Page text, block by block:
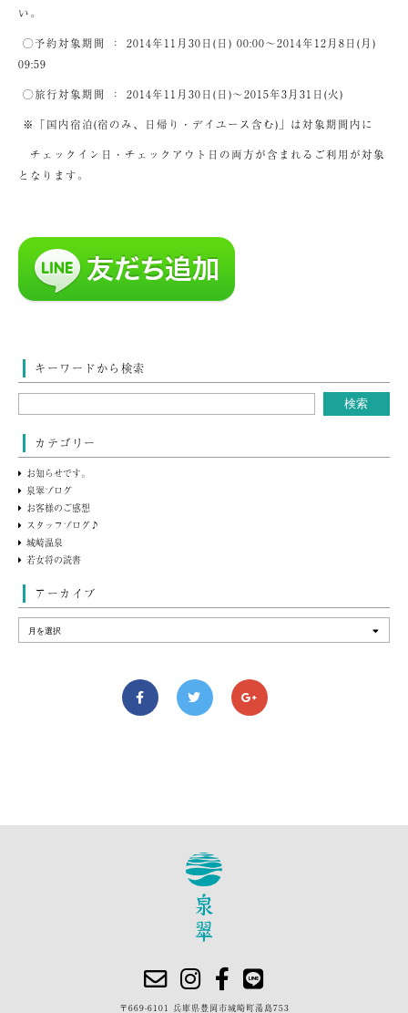
い。
◯予約対象期間 ： 2014年11月30日(日) 00:00～2014年12月8日(月)
09:59
◯旅行対象期間 ： 2014年11月30日(日)～2015年3月31日(火)
※「国内宿泊(宿のみ、日帰り・デイユース含む)」は対象期間内に
チェックイン日・チェックアウト日の両方が含まれるご利用が対象
となります。
キーワードから検索
カテゴリー
お知らせです。
泉翠ブログ
お客様のご感想
スタッフブログ♪
城崎温泉
若女将の読書
アーカイブ
〒669-6101 兵庫県豊岡市城崎町湯島753